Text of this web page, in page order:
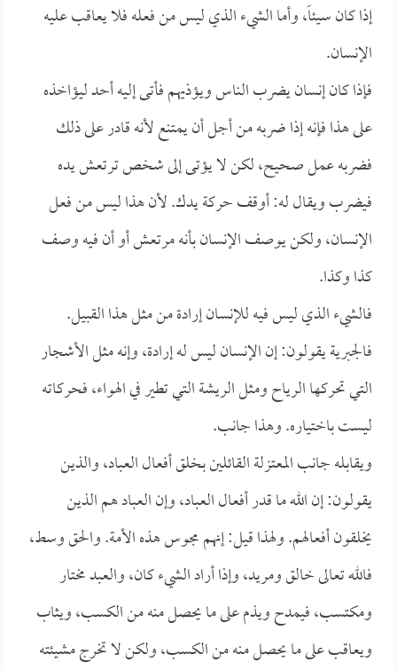
إذا كان سيئاً، وأما الشيء الذي ليس من فعله فلا يعاقب عليه
الإنسان.
فإذا كان إنسان يضرب الناس ويؤذيهم فأتى إليه أحد ليؤاخذه
على هذا فإنه إذا ضربه من أجل أن يمتنع لأنه قادر على ذلك
فضربه عمل صحيح، لكن لا يؤتى إلى شخص ترتعش يده
فيضرب ويقال له: أوقف حركة يدك. لأن هذا ليس من فعل
الإنسان، ولكن يوصف الإنسان بأنه مرتعش أو أن فيه وصف
كذا وكذا.
فالشيء الذي ليس فيه للإنسان إرادة من مثل هذا القبيل.
فالجبرية يقولون: إن الإنسان ليس له إرادة، وإنه مثل الأشجار
التي تحركها الرياح ومثل الريشة التي تطير في الهواء، فحركاته
ليست باختياره. وهذا جانب.
ويقابله جانب المعتزلة القائلين بخلق أفعال العباد، والذين
يقولون: إن الله ما قدر أفعال العباد، وإن العباد هم الذين
يخلقون أفعالهم. ولهذا قيل: إنهم مجوس هذه الأمة. والحق وسط،
فالله تعالى خالق ومريد، وإذا أراد الشيء كان، والعبد مختار
ومكتسب، فيمدح ويذم على ما يحصل منه من الكسب، ويثاب
ويعاقب على ما يحصل منه من الكسب، ولكن لا تخرج مشيئته